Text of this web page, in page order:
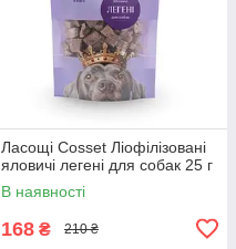
Ласощі Cosset Ліофілізовані
яловичі легені для собак 25 г
В наявності
168 ₴ 210 ₴